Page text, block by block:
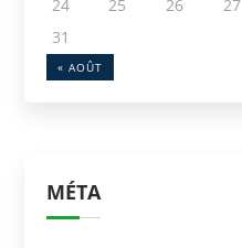
24 25 26 27
31
« AOÛT
MÉTA